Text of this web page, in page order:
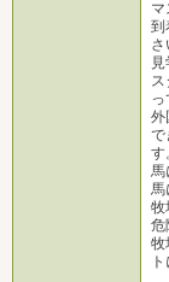
マ
到
さ
っ
外
で
す
馬
馬
牧
危
牧